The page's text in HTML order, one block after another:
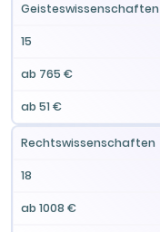
Geisteswissenschaften
15
ab 765 €
ab 51 €
Rechtswissenschaften
18
ab 1008 €